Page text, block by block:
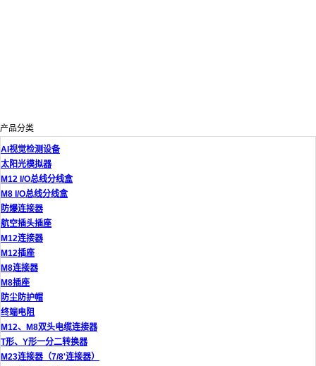
产品分类
AI视觉检测设备
太阳光模拟器
M12 I/O总线分线盒
M8 I/O总线分线盒
防爆连接器
航空插头插座
M12连接器
M12插座
M8连接器
M8插座
防尘防护帽
终端电阻
M12、M8双头电缆连接器
T形、Y形一分二转换器
M23连接器（7/8'连接器）